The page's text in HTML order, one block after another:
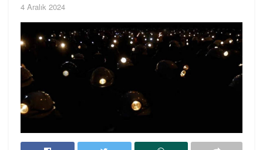
4 Aralık 2024